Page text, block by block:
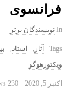
فرانسوی
In نویسندگان برتر
Tags آثار استاد
ویکتورهوگو
اکتبر 5, 2020 230 Views